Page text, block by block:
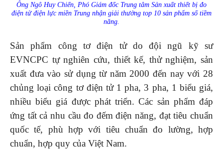
Ông Ngô Huy Chiến, Phó Giám đốc Trung tâm Sản xuất thiết bị đo
điện tử điện lực miền Trung nhận giải thưởng top 10 sản phẩm số tiềm
năng.
Sản phẩm công tơ điện tử do đội ngũ kỹ sư
EVNCPC tự nghiên cứu, thiết kế, thử nghiệm, sản
xuất đưa vào sử dụng từ năm 2000 đến nay với 28
chủng loại công tơ điện tử 1 pha, 3 pha, 1 biểu giá,
nhiều biểu giá được phát triển. Các sản phẩm đáp
ứng tất cả nhu cầu đo đếm điện năng, đạt tiêu chuẩn
quốc tế, phù hợp với tiêu chuẩn đo lường, hợp
chuẩn, hợp quy của Việt Nam.